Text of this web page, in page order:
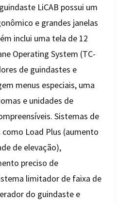
LiCAB possui um
e grandes janelas
inclui uma tela de 12
Operating System (TC-
de guindastes e
menus especiais, uma
e unidades de
Sistemas de
Load Plus (aumento
de elevação),
preciso de
limitador de faixa de
do guindaste e